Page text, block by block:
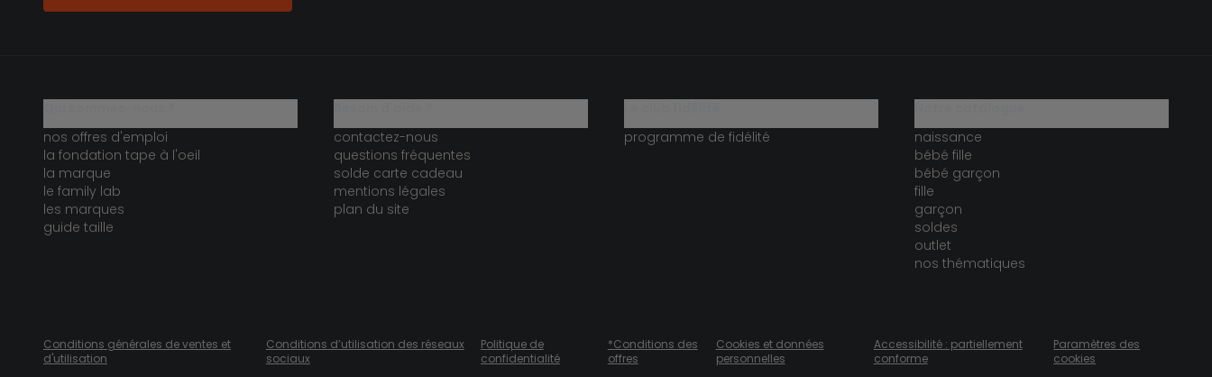
nos offres d'emploi
la fondation tape à l'oeil
la marque
le family lab
les marques
guide taille
contactez-nous
questions fréquentes
solde carte cadeau
mentions légales
plan du site
programme de fidélité
naissance
bébé fille
bébé garçon
fille
garçon
soldes
outlet
nos thématiques
Conditions générales de ventes et
d'utilisation
Conditions d’utilisation des réseaux
sociaux
Politique de
confidentialité
*Conditions des
offres
Cookies et données
personnelles
Accessibilité : partiellement
conforme
Paramètres des
cookies